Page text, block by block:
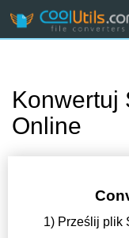
Konwertuj
Online
1) Prześlij plik